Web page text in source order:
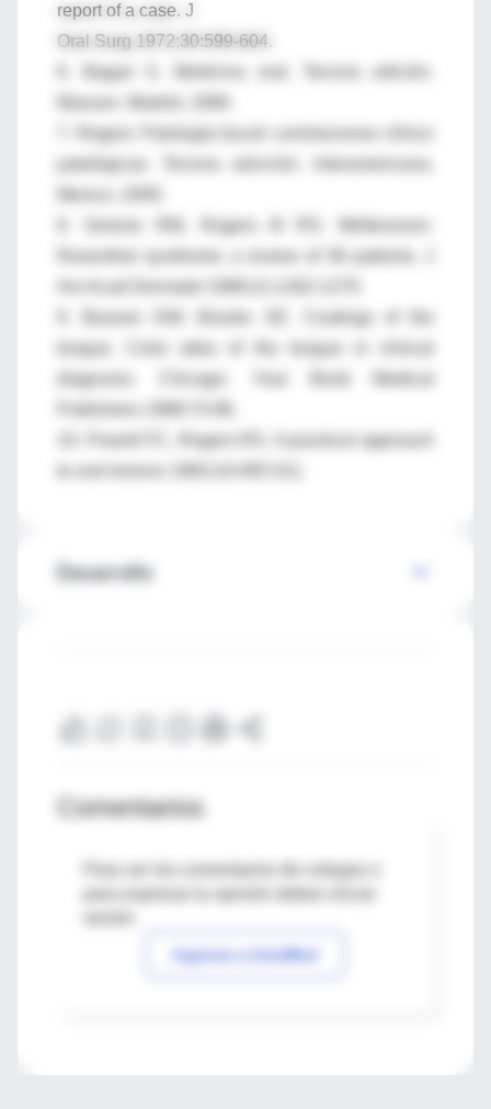
report of a case. J
Oral Surg 1972;30:599-604.
6. Bagan S. Medicina oral. Tercera edición.
7. Regezi. Patología bucal: correlaciones clínico
patológicas. Tercera edcición. Interamericana.
8. Greene RM, Rogers III RS. Melkersson-
9. Beaven DW, Brooks SE. Coatings of the
tongue. Color atlas of the tongue in clinical
diagnosis. Chicago: Year Book Medical
10. Powell FC, Rogers RS. A practical approach
Desarrollo
Comentarios
Para ver los comentarios de colegas o
Ingresar a IntraMed